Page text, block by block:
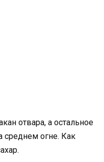
отвара, а остальное
среднем огне. Как